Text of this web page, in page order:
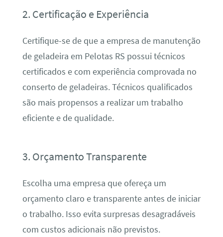
2. Certificação e Experiência
Certifique-se de que a empresa de manutenção
de geladeira em Pelotas RS possui técnicos
certificados e com experiência comprovada no
conserto de geladeiras. Técnicos qualificados
são mais propensos a realizar um trabalho
eficiente e de qualidade.
3. Orçamento Transparente
Escolha uma empresa que ofereça um
orçamento claro e transparente antes de iniciar
o trabalho. Isso evita surpresas desagradáveis
com custos adicionais não previstos.